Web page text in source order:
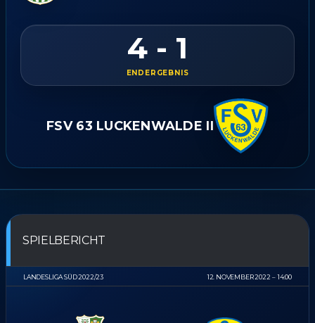
4 - 1
ENDERGEBNIS
FSV 63 LUCKENWALDE II
SPIELBERICHT
LANDESLIGA SÜD 2022/23 12. NOVEMBER 2022 14:00